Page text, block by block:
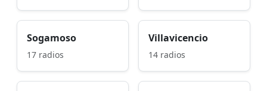
Sogamoso
17 radios
Villavicencio
14 radios